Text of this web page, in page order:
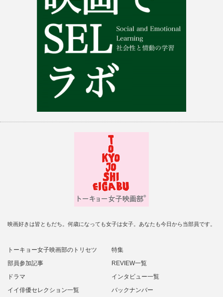
映画好きは皆ともだち。何歳になっても女子は女子。あなたも今日から当部員です。
トーキョー女子映画部のトリセツ
特集
部員参加記事
REVIEW一覧
ドラマ
インタビュー一覧
イイ俳優セレクション一覧
バックナンバー